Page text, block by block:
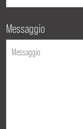
Messaggio